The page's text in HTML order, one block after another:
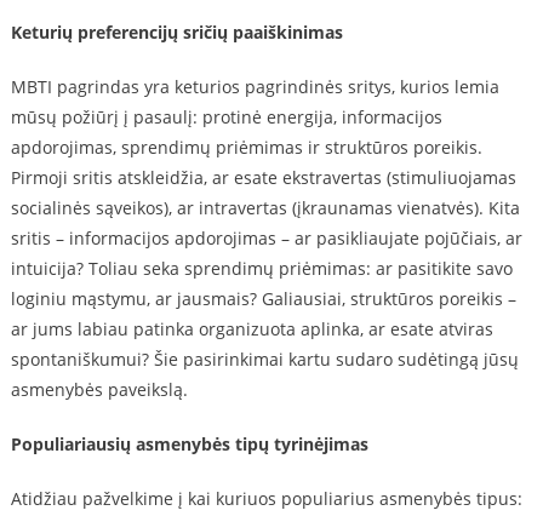
Keturių preferencijų sričių paaiškinimas
MBTI pagrindas yra keturios pagrindinės sritys, kurios lemia
mūsų požiūrį į pasaulį: protinė energija, informacijos
apdorojimas, sprendimų priėmimas ir struktūros poreikis.
Pirmoji sritis atskleidžia, ar esate ekstravertas (stimuliuojamas
socialinės sąveikos), ar intravertas (įkraunamas vienatvės). Kita
sritis – informacijos apdorojimas – ar pasikliaujate pojūčiais, ar
intuicija? Toliau seka sprendimų priėmimas: ar pasitikite savo
loginiu mąstymu, ar jausmais? Galiausiai, struktūros poreikis –
ar jums labiau patinka organizuota aplinka, ar esate atviras
spontaniškumui? Šie pasirinkimai kartu sudaro sudėtingą jūsų
asmenybės paveikslą.
Populiariausių asmenybės tipų tyrinėjimas
Atidžiau pažvelkime į kai kuriuos populiarius asmenybės tipus: